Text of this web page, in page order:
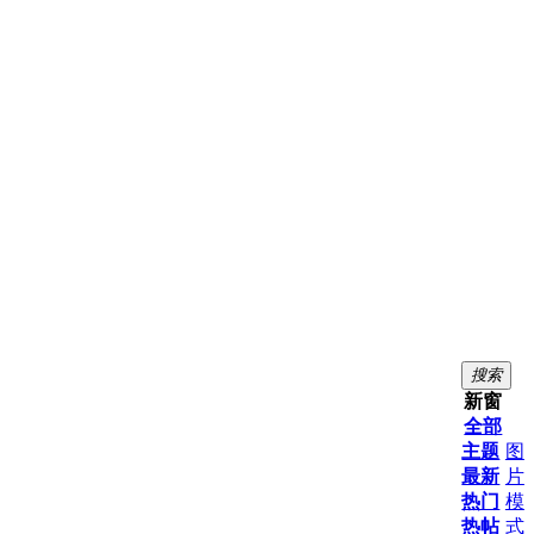
搜索
新窗
全部
主题
最新
热门
热帖
图
片
模
式